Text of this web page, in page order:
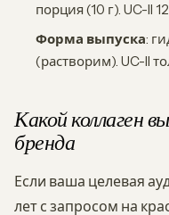
порция (10 г). UC-II
Форма выпуска:
(растворим). UC-II
Какой коллаген
бренда
Если ваша целевая
лет с запросом на